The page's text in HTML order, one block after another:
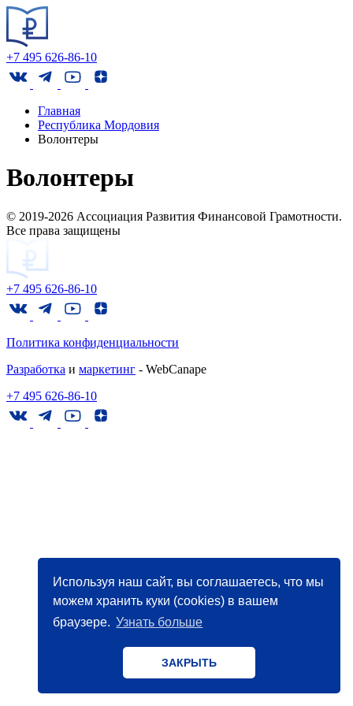
Используя наш сайт, вы соглашаетесь, что мы
можем хранить куки (cookies) в вашем
браузере. Узнать больше
ЗАКРЫТЬ
+7 495 626-86-10
Главная
Республика Мордовия
Волонтеры
Волонтеры
© 2019-2026 Ассоциация Развития Финансовой Грамотности.
Все права защищены
+7 495 626-86-10
Политика конфиденциальности
Разработка и маркетинг - WebCanape
+7 495 626-86-10